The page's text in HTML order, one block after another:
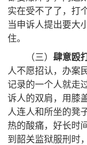
实在受不了了，打
当申诉人提出要大
住。
（三） 肆意殴
人不愿招认，办案
记录的一个人就走
诉人的双肩，用膝
人连人和所坐的凳
热的酸痛，好长时
到韶关监狱服刑时